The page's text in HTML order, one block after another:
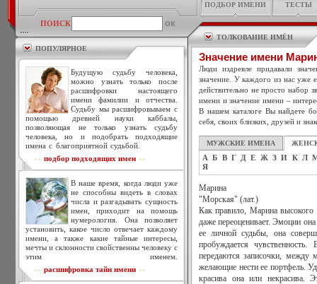
ПОИСК
ПОПУЛЯРНОЕ
Будущую судьбу человека,
можно узнать только после
расшифровки настоящего
имени фамилии и отчества.
Судьбу мы расшифровываем с
помощью древней науки каббалы,
позволяющая не только узнать судьбу
человека, но и подобрать подходящие
имена с благоприятной судьбой.
>> подбор подходящих имен <<
В наше время, когда люди уже
не способны видеть в словах
числа и разгадывать сущность
имен, приходит на помощь
нумерология. Она позволяет
установить, какое число отвечает каждому
имени, а также какие тайные интересы,
мечты и склонности свойственны человеку с
этим именем.
>> расшифровка тайн имени <<
ПОДБОР ИМЕНИ ТЕСТЫ
ТОЛКОВАНИЕ ИМЁН
Значение имени
Люди издревле придавали
значение. У каждого из нас уже
действительно не просто набор
имени и значение имени –
В нашем каталоге Вы найдете
себя, своих близких, друзей и
МУЖСКИЕ ИМЕНА
А Б В Г Д Е Ж З И К Л
Я
Марина
"Морская" (лат.)
Как правило, Марина высокого
даже переоценивает. Эмоции она
ее личной судьбы, она
пробуждается
передаются записочки, между
желающие нести ее портфель.
красива она или некрасива.